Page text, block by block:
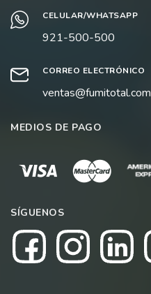
CELULAR/WHATSAPP
921-500-500
CORREO ELECTRÓNICO
ventas@fumitotal.com
MEDIOS DE PAGO
SÍGUENOS